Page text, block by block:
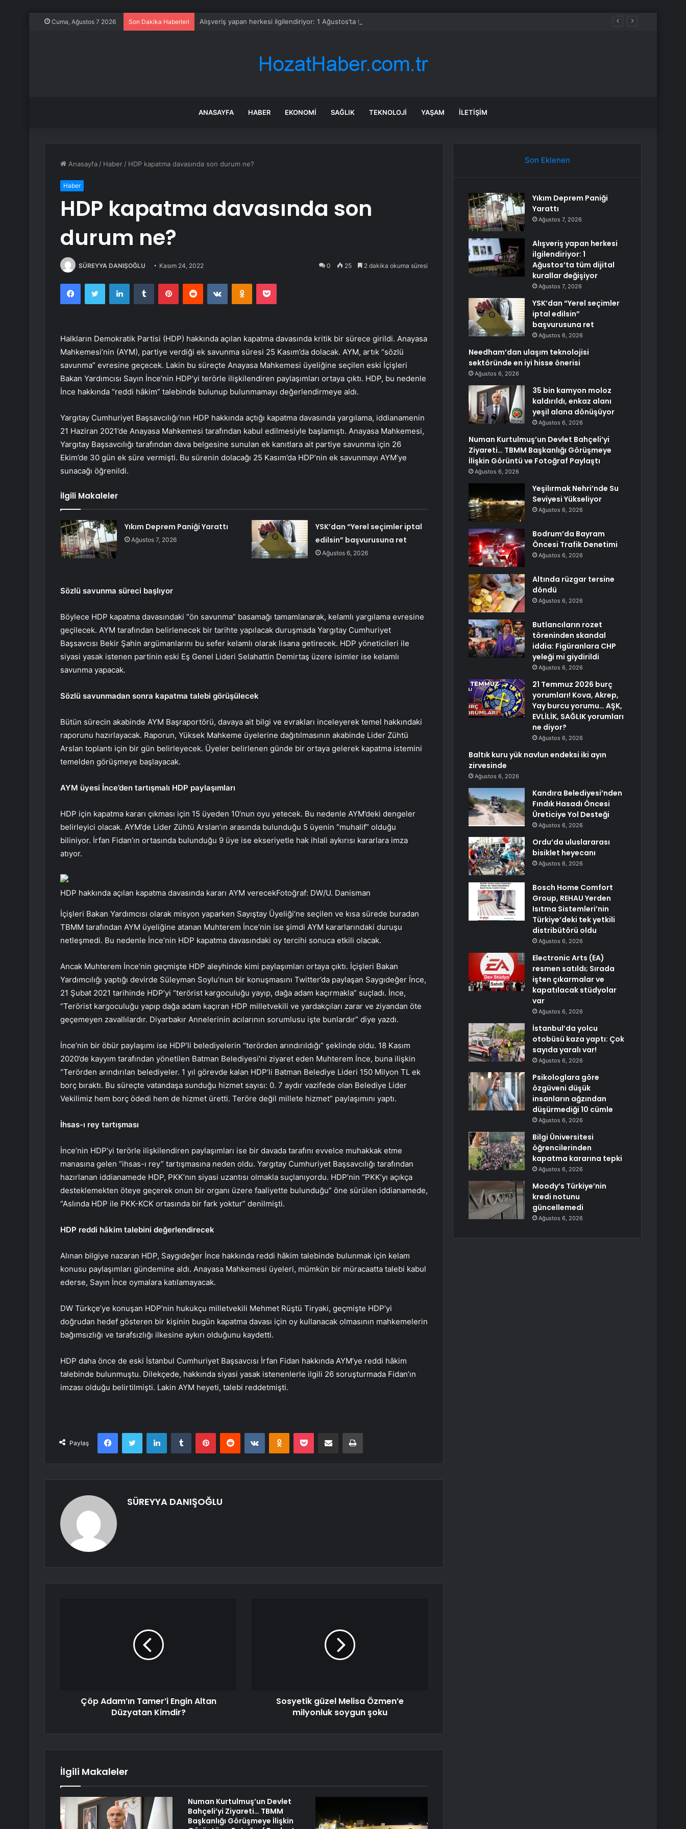
Cuma, Ağustos 7 2026 Son Dakika Haberleri Alışveriş yapan herkesi ilgilendiriyor: 1 Ağustos’ta tüm dijital kurallar değişiyor
ANASAYFA HABER EKONOMI SAĞLIK TEKNOLOJI YAŞAM İLETIŞIM
Anasayfa / Haber / HDP kapatma davasında son durum ne?
Haber
HDP kapatma davasında son
durum ne?
SÜREYYA DANIŞOĞLU Kasım 24, 2022 0 25 2 dakika okuma süresi
FacebookTwitter LinkedInTumblr PinterestReddit VKontakteOdnoklassniki
Pocket
Halkların Demokratik Partisi (HDP) hakkında açılan kapatma davasında kritik bir sürece girildi. Anayasa
Mahkemesi’nin (AYM), partiye verdiği ek savunma süresi 25 Kasım’da dolacak. AYM, artık “sözlü
savunma” evresine geçecek. Lakin bu süreçte Anayasa Mahkemesi üyeliğine seçilen eski İçişleri
Bakan Yardımcısı Sayın İnce’nin HDP’yi terörle ilişkilendiren paylaşımları ortaya çıktı. HDP, bu nedenle
İnce hakkında “reddi hâkim” talebinde bulunup bulunmamayı değerlendirmeye aldı.
Yargıtay Cumhuriyet Başsavcılığı’nın HDP hakkında açtığı kapatma davasında yargılama, iddianamenin
21 Haziran 2021’de Anayasa Mahkemesi tarafından kabul edilmesiyle başlamıştı. Anayasa Mahkemesi,
Yargıtay Başsavcılığı tarafından dava belgesine sunulan ek kanıtlara ait partiye savunma için 26
Ekim’de 30 gün ek süre vermişti. Bu sürenin dolacağı 25 Kasım’da HDP’nin ek savunmayı AYM’ye
sunacağı öğrenildi.
İlgili Makaleler
Yıkım Deprem Paniği Yarattı
Ağustos 7, 2026
YSK’dan “Yerel seçimler iptal
edilsin” başvurusuna ret
Ağustos 6, 2026
Sözlü savunma süreci başlıyor
Böylece HDP kapatma davasındaki “ön savunma” basamağı tamamlanarak, kelamlı yargılama evresine
geçilecek. AYM tarafından belirlenecek bir tarihte yapılacak duruşmada Yargıtay Cumhuriyet
Başsavcısı Bekir Şahin argümanlarını bu sefer kelamlı olarak lisana getirecek. HDP yöneticileri ile
siyasi yasak istenen partinin eski Eş Genel Lideri Selahattin Demirtaş üzere isimler ise kelamlı
savunma yapacak.
Sözlü savunmadan sonra kapatma talebi görüşülecek
Bütün sürecin akabinde AYM Başraportörü, davaya ait bilgi ve evrakları inceleyerek temel hakkındaki
raporunu hazırlayacak. Raporun, Yüksek Mahkeme üyelerine dağıtılmasının akabinde Lider Zühtü
Arslan toplantı için bir gün belirleyecek. Üyeler belirlenen günde bir ortaya gelerek kapatma istemini
temelden görüşmeye başlayacak.
AYM üyesi İnce’den tartışmalı HDP paylaşımları
HDP için kapatma kararı çıkması için 15 üyeden 10’nun oyu yetecek. Bu nedenle AYM’deki dengeler
belirleyici olacak. AYM’de Lider Zühtü Arslan’ın arasında bulunduğu 5 üyenin “muhalif” olduğu
biliniyor. İrfan Fidan’ın ortasında bulunduğu 9 üye ise ekseriyetle hak ihlali aykırısı kararlara imza
atıyor.
HDP hakkında açılan kapatma davasında kararı AYM verecekFotoğraf: DW/U. Danisman
İçişleri Bakan Yardımcısı olarak misyon yaparken Sayıştay Üyeliği’ne seçilen ve kısa sürede buradan
TBMM tarafından AYM üyeliğine atanan Muhterem İnce’nin ise şimdi AYM kararlarındaki duruşu
netleşmedi. Bu nedenle İnce’nin HDP kapatma davasındaki oy tercihi sonuca etkili olacak.
Ancak Muhterem İnce’nin geçmişte HDP aleyhinde kimi paylaşımları ortaya çıktı. İçişleri Bakan
Yardımcılığı yaptığı devirde Süleyman Soylu’nun bir konuşmasını Twitter’da paylaşan Saygıdeğer İnce,
21 Şubat 2021 tarihinde HDP’yi “terörist kargoculuğu yayıp, dağa adam kaçırmakla” suçladı. İnce,
“Terörist kargoculuğu yapıp dağa adam kaçıran HDP milletvekili ve yardakçıları zarar ve ziyandan öte
geçemeyen zavallılardır. Diyarbakır Annelerinin acılarının sorumlusu işte bunlardır” diye yazdı.
İnce’nin bir öbür paylaşımı ise HDP’li belediyelerin “terörden arındırıldığı” şeklinde oldu. 18 Kasım
2020’de kayyım tarafından yönetilen Batman Belediyesi’ni ziyaret eden Muhterem İnce, buna ilişkin
“Terörden arındırılan belediyeler. 1 yıl görevde kalan HDP’li Batman Belediye Lideri 150 Milyon TL ek
borç bıraktı. Bu süreçte vatandaşa sunduğu hizmet sayısı: 0. 7 aydır vazifede olan Belediye Lider
Vekilimiz hem borç ödedi hem de hizmet üretti. Teröre değil millete hizmet” paylaşımını yaptı.
İhsas-ı rey tartışması
İnce’nin HDP’yi terörle ilişkilendiren paylaşımları ise bir davada tarafını evvelce muhakkak etme
manasına gelen “ihsas-ı rey” tartışmasına neden oldu. Yargıtay Cumhuriyet Başsavcılığı tarafından
hazırlanan iddianamede HDP, PKK’nın siyasi uzantısı olmakla suçlanıyordu. HDP’nin “PKK’yı açıkça
desteklemekten öteye geçerek onun bir organı üzere faaliyette bulunduğu” öne sürülen iddianamede,
“Aslında HDP ile PKK-KCK ortasında bir fark yoktur” denilmişti.
HDP reddi hâkim talebini değerlendirecek
Alınan bilgiye nazaran HDP, Saygıdeğer İnce hakkında reddi hâkim talebinde bulunmak için kelam
konusu paylaşımları gündemine aldı. Anayasa Mahkemesi üyeleri, mümkün bir müracaatta talebi kabul
ederse, Sayın İnce oymalara katılamayacak.
DW Türkçe’ye konuşan HDP’nin hukukçu milletvekili Mehmet Rüştü Tiryaki, geçmişte HDP’yi
doğrudan hedef gösteren bir kişinin bugün kapatma davası için oy kullanacak olmasının mahkemelerin
bağımsızlığı ve tarafsızlığı ilkesine aykırı olduğunu kaydetti.
HDP daha önce de eski İstanbul Cumhuriyet Başsavcısı İrfan Fidan hakkında AYM’ye reddi hâkim
talebinde bulunmuştu. Dilekçede, hakkında siyasi yasak istenenlerle ilgili 26 soruşturmada Fidan’ın
imzası olduğu belirtilmişti. Lakin AYM heyeti, talebi reddetmişti.
Paylaş
FacebookTwitter LinkedInTumblr PinterestReddit VKontakteOdnoklassniki
Pocket E-Posta ile paylaş Yazdır
SÜREYYA DANIŞOĞLU
Çöp Adam’ın Tamer’i Engin Altan
Düzyatan Kimdir?
Sosyetik güzel Melisa Özmen’e
milyonluk soygun şoku
İlgili Makaleler
Numan Kurtulmuş’un Devlet
Bahçeli’yi Ziyareti… TBMM
Başkanlığı Görüşmeye İlişkin
Son Eklenen
Yıkım Deprem Paniği
Yarattı
Ağustos 7, 2026
Alışveriş yapan herkesi
ilgilendiriyor: 1
Ağustos’ta tüm dijital
kurallar değişiyor
Ağustos 7, 2026
YSK’dan “Yerel seçimler
iptal edilsin”
başvurusuna ret
Ağustos 6, 2026
Needham’dan ulaşım teknolojisi
sektöründe en iyi hisse önerisi
Ağustos 6, 2026
35 bin kamyon moloz
kaldırıldı, enkaz alanı
yeşil alana dönüşüyor
Ağustos 6, 2026
Numan Kurtulmuş’un Devlet Bahçeli’yi
Ziyareti… TBMM Başkanlığı Görüşmeye
İlişkin Görüntü ve Fotoğraf Paylaştı
Ağustos 6, 2026
Yeşilırmak Nehri’nde Su
Seviyesi Yükseliyor
Ağustos 6, 2026
Bodrum’da Bayram
Öncesi Trafik Denetimi
Ağustos 6, 2026
Altında rüzgar tersine
döndü
Ağustos 6, 2026
Butlancıların rozet
töreninden skandal
iddia: Figüranlara CHP
yeleği mi giydirildi
Ağustos 6, 2026
21 Temmuz 2026 burç
yorumları! Kova, Akrep,
Yay burcu yorumu… AŞK,
EVLİLİK, SAĞLIK yorumları
ne diyor?
Ağustos 6, 2026
Baltık kuru yük navlun endeksi iki ayın
zirvesinde
Ağustos 6, 2026
Kandıra Belediyesi’nden
Fındık Hasadı Öncesi
Üreticiye Yol Desteği
Ağustos 6, 2026
Ordu’da uluslararası
bisiklet heyecanı
Ağustos 6, 2026
Bosch Home Comfort
Group, REHAU Yerden
Isıtma Sistemleri’nin
Türkiye’deki tek yetkili
distribütörü oldu
Ağustos 6, 2026
Electronic Arts (EA)
resmen satıldı; Sırada
işten çıkarmalar ve
kapatılacak stüdyolar
var
Ağustos 6, 2026
İstanbul’da yolcu
otobüsü kaza yaptı: Çok
sayıda yaralı var!
Ağustos 6, 2026
Psikologlara göre
özgüveni düşük
insanların ağzından
düşürmediği 10 cümle
Ağustos 6, 2026
Bilgi Üniversitesi
öğrencilerinden
kapatma kararına tepki
Ağustos 6, 2026
Moody’s Türkiye’nin
kredi notunu
güncellemedi
Ağustos 6, 2026